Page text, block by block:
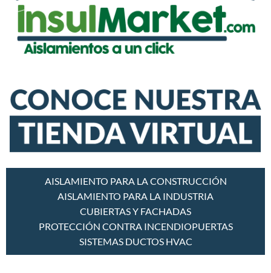
AISLAMIENTO PARA LA CONSTRUCCIÓN
AISLAMIENTO PARA LA INDUSTRIA
CUBIERTAS Y FACHADAS
PROTECCIÓN CONTRA INCENDIOPUERTAS
SISTEMAS DUCTOS HVAC